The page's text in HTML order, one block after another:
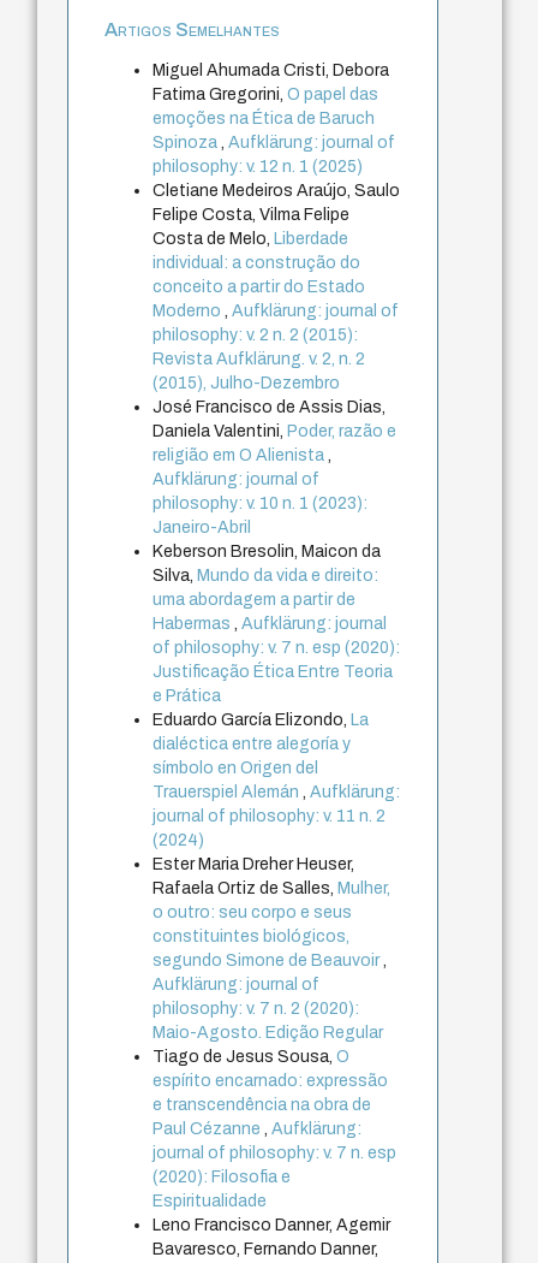
Artigos Semelhantes
Miguel Ahumada Cristi, Debora
Fatima Gregorini,O papel das
emoções na Ética de Baruch
Spinoza,Aufklärung: journal of
philosophy: v. 12 n. 1 (2025)
Cletiane Medeiros Araújo, Saulo
Felipe Costa, Vilma Felipe
Costa de Melo, Liberdade
individual: a construção do
conceito a partir do Estado
Moderno,Aufklärung: journal of
philosophy: v. 2 n. 2 (2015):
Revista Aufklärung. v. 2, n. 2
(2015), Julho-Dezembro
José Francisco de Assis Dias,
Daniela Valentini, Poder, razão e
religião em O Alienista,
Aufklärung: journal of
philosophy: v. 10 n. 1 (2023):
Janeiro-Abril
Keberson Bresolin, Maicon da
Silva, Mundo da vida e direito:
uma abordagem a partir de
Habermas,Aufklärung: journal
of philosophy: v. 7 n. esp (2020):
Justificação Ética Entre Teoria
e Prática
Eduardo García Elizondo, La
dialéctica entre alegoría y
símbolo en Origen del
Trauerspiel Alemán,Aufklärung:
journal of philosophy: v. 11 n. 2
(2024)
Ester Maria Dreher Heuser,
Rafaela Ortiz de Salles, Mulher,
o outro: seu corpo e seus
constituintes biológicos,
segundo Simone de Beauvoir,
Aufklärung: journal of
philosophy: v. 7 n. 2 (2020):
Maio-Agosto. Edição Regular
Tiago de Jesus Sousa,O
espírito encarnado: expressão
e transcendência na obra de
Paul Cézanne,Aufklärung:
journal of philosophy: v. 7 n. esp
(2020): Filosofia e
Espiritualidade
Leno Francisco Danner, Agemir
Bavaresco, Fernando Danner,